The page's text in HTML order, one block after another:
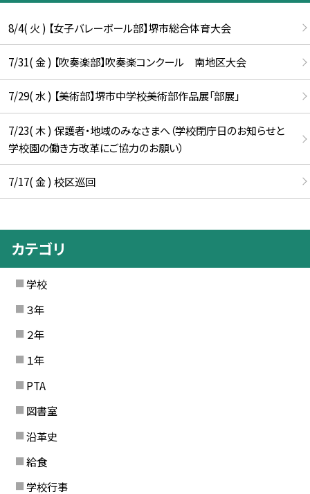
8/4( 火 ) 【女子バレーボール部】堺市総合体育大会
7/31( 金 ) 【吹奏楽部】吹奏楽コンクール 南地区大会
7/29( 水 ) 【美術部】堺市中学校美術部作品展「部展」
7/23( 木 ) 保護者・地域のみなさまへ（学校閉庁日のお知らせと
学校園の働き方改革にご協力のお願い）
7/17( 金 ) 校区巡回
カテゴリ
学校
３年
２年
１年
PTA
図書室
沿革史
給食
学校行事